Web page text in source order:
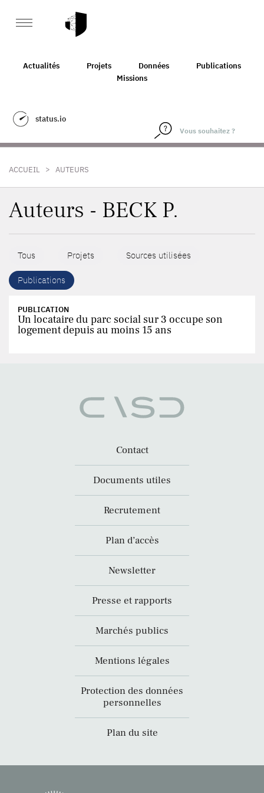
Actualités Projets Données
Publications
Missions
status.io
ACCUEIL > AUTEURS
Auteurs - BECK P.
Tous Projets Sources utilisées
Publications
PUBLICATION
Un locataire du parc social sur 3 occupe son
logement depuis au moins 15 ans
Contact
Documents utiles
Recrutement
Plan d’accès
Newsletter
Presse et rapports
Marchés publics
Mentions légales
Protection des données
personnelles
Plan du site